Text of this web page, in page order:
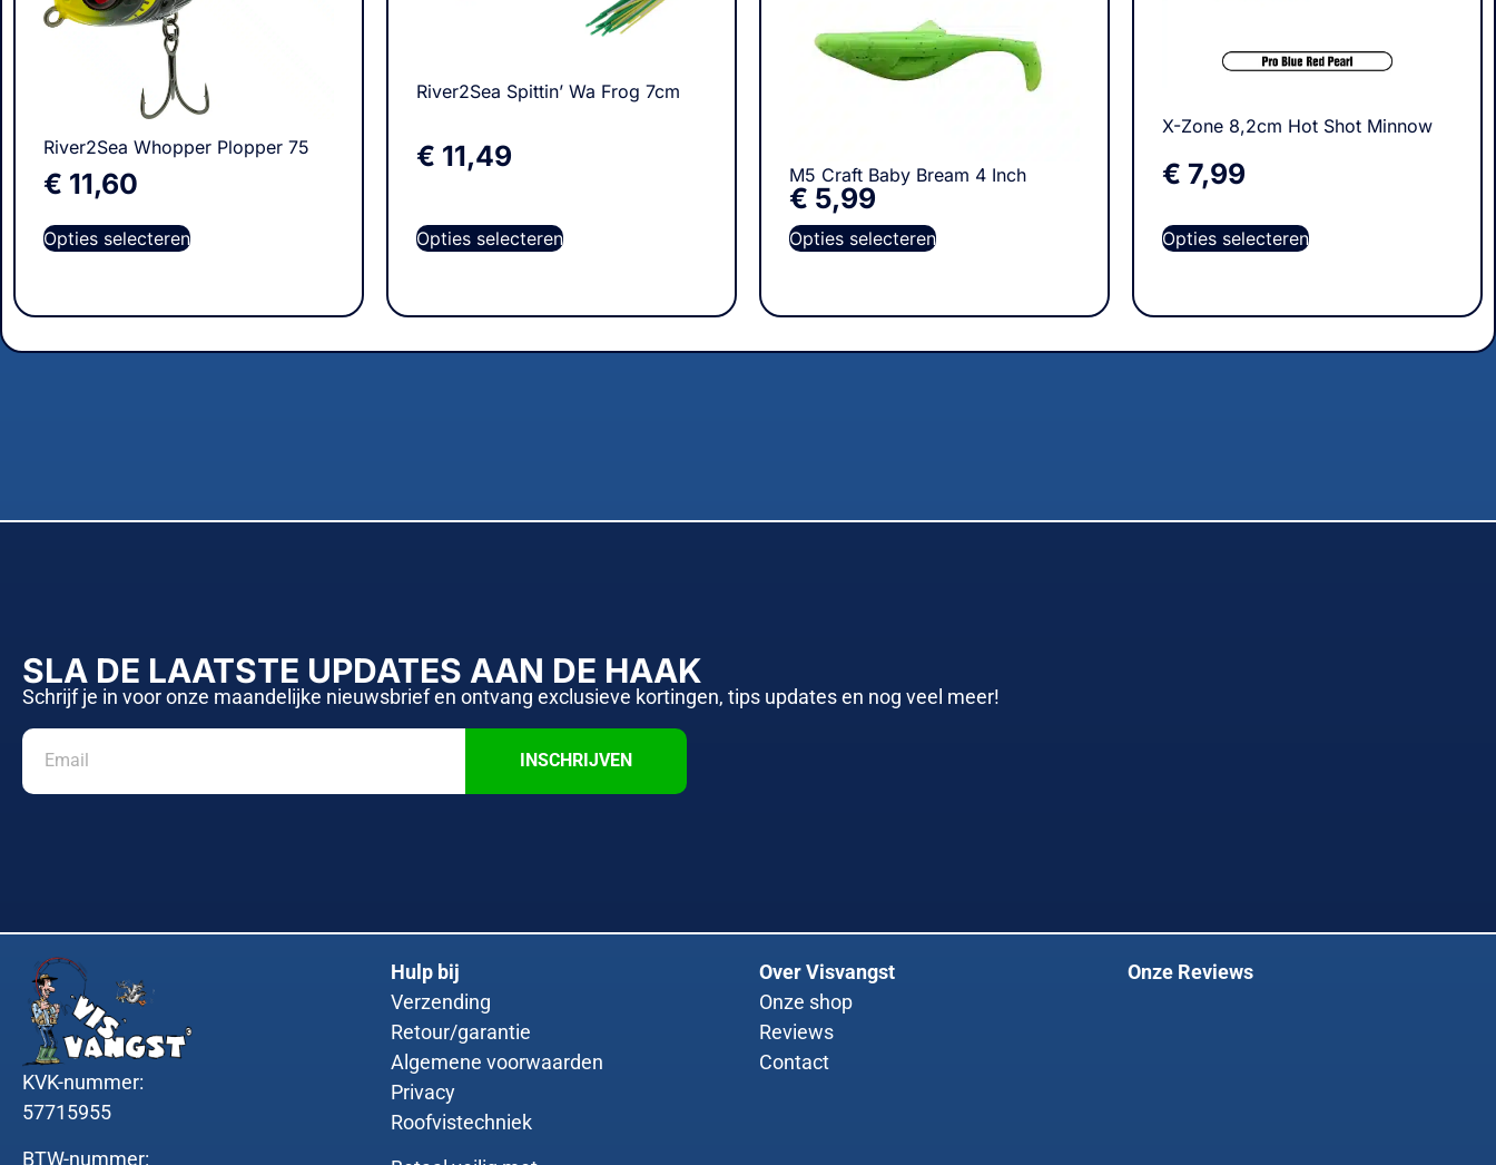
River2Sea Whopper Plopper 75
€ 11,60
Opties selecteren
River2Sea Spittin’ Wa Frog 7cm
€ 11,49
Opties selecteren
M5 Craft Baby Bream 4 Inch
€ 5,99
Opties selecteren
X-Zone 8,2cm Hot Shot Minnow
€ 7,99
Opties selecteren
SLA DE LAATSTE UPDATES AAN DE HAAK
Schrijf je in voor onze maandelijke nieuwsbrief en ontvang exclusieve kortingen, tips updates en nog veel meer!
INSCHRIJVEN
KVK-nummer:
57715955
BTW-nummer:
Hulp bij
Verzending
Retour/garantie
Algemene voorwaarden
Privacy
Roofvistechniek
Over Visvangst
Onze shop
Reviews
Contact
Onze Reviews